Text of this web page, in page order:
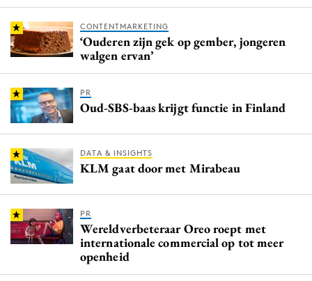
CONTENTMARKETING
‘Ouderen zijn gek op gember, jongeren
walgen ervan’
PR
Oud-SBS-baas krijgt functie in Finland
DATA & INSIGHTS
KLM gaat door met Mirabeau
PR
Wereldverbeteraar Oreo roept met
internationale commercial op tot meer
openheid